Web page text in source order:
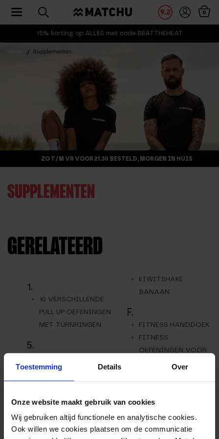
Toestemming Details Over
Onze website maakt gebruik van cookies
Wij gebruiken altijd functionele en analytische cookies.
Ook willen we cookies plaatsen om de communicatie
15% korting op ALLES met code BEATTHEHEAT
9.2 0
Toggle navigation
Supplementen
ZO T/M VR VOOR 21.30 BESTELD, MORGEN IN HUIS
SUPPLEMENTEN
GERELATEERD
1.
10 VERSCHILLENDE
PULL UP OEFENINGEN
MET TURNRINGEN
5.
FOUTEN BIJ EEN
BACK EXTENSION
6.
6 TIPS OM MEER
ENERGIE TE KRIJGEN
EIWITSHAKE
BANAAN
F.
FITNESS HANDDOEK
FITNESS
OEFENINGEN VOOR
BEGINNERS
FRACTIONAL PLATE
0.25 KG
FRACTIONAL PLATE